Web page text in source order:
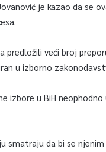
je kazao da se
veći broj
u izborno
izbore u BiH
smatraju da bi se